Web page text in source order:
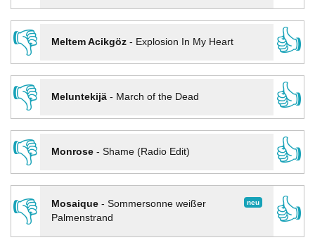
👎
Meltem Acikgöz- Explosion In My Heart
👍
👎
Meluntekijä- March of the Dead
👍
👎
Monrose- Shame (Radio Edit)
👍
👎
neu
Mosaique- Sommersonne weißer
Palmenstrand
👍